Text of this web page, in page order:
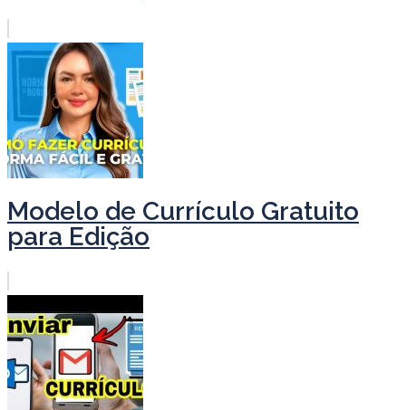
Modelo de Currículo Gratuito
para Edição